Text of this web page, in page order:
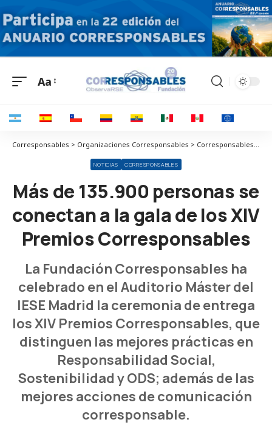
Aa
Corresponsables > Organizaciones Corresponsables > Corresponsables > Más de 135.900 personas se conectan a la gala de los XIV Premios Corresponsables
NOTICIAS CORRESPONSABLES
Más de 135.900 personas se
conectan a la gala de los XIV
Premios Corresponsables
La Fundación Corresponsables ha
celebrado en el Auditorio Máster del
IESE Madrid la ceremonia de entrega
los XIV Premios Corresponsables, que
distinguen las mejores prácticas en
Responsabilidad Social,
Sostenibilidad y ODS; además de las
mejores acciones de comunicación
corresponsable.